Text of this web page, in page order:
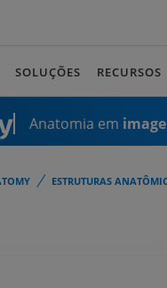
SOLUÇÕES RECURSOS
Anatomia em
ESTRUTURAS